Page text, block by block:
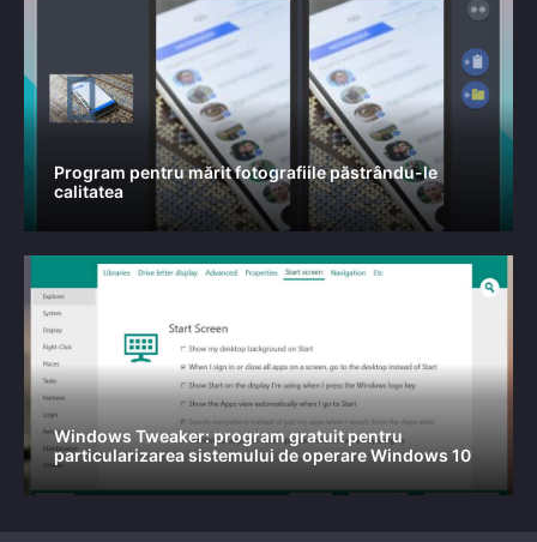
Program pentru mărit fotografiile păstrându-le
calitatea
Windows Tweaker: program gratuit pentru
particularizarea sistemului de operare Windows 10